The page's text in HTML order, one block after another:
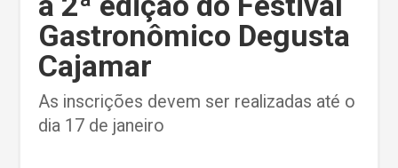
Gastronômico Degusta
Cajamar
As inscrições devem ser realizadas até o
dia 17 de janeiro